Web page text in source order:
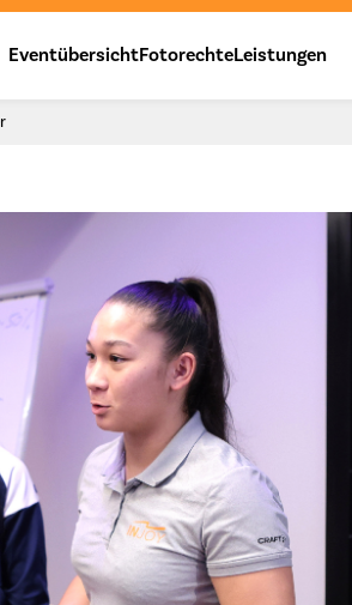
EventübersichtFotorechteLeistungen